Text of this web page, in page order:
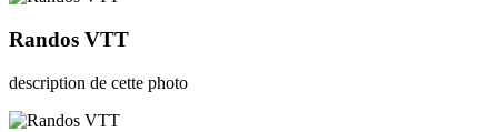
Randos VTT
description de cette photo